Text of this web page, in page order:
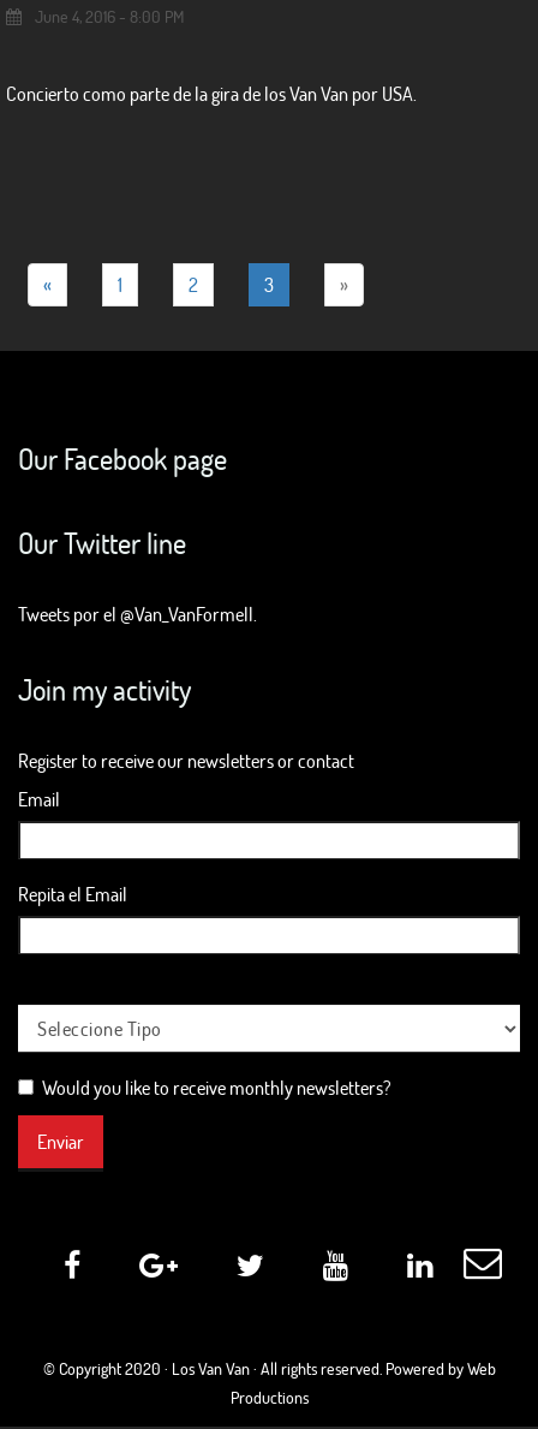
June 4, 2016 - 8:00 PM
Concierto como parte de la gira de los Van Van por USA.
« 1 2 3 »
Our Facebook page
Our Twitter line
Tweets por el @Van_VanFormell.
Join my activity
Register to receive our newsletters or contact
Email
Repita el Email
Would you like to receive monthly newsletters?
Enviar
© Copyright 2020 · Los Van Van· All rights reserved. Powered by Web
Productions